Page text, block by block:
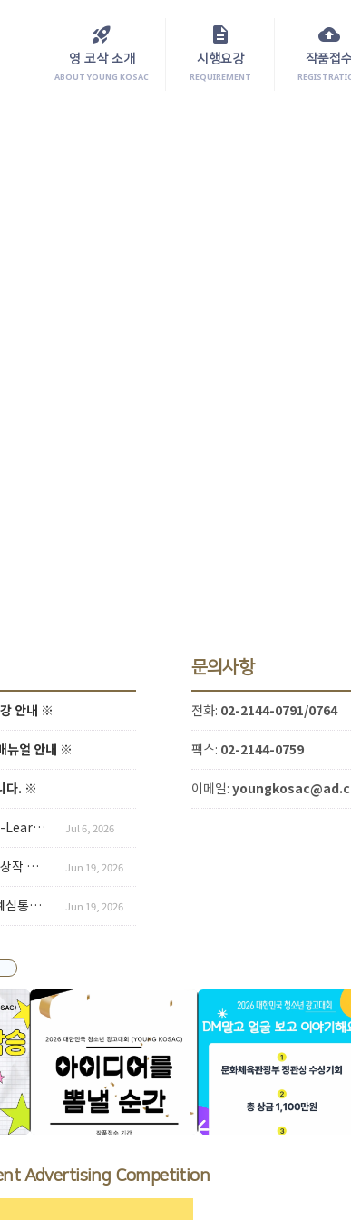
rocket_launch
영 코삭 소개
ABOUT YOUNG KOSAC
description
시행요강
REQUIREMENT
cloud_upload
작품접
안내 ※
뉴얼 안내 ※
다. ※
2026 대한민국 청소년 광고대회 수상팀 청소년 애드런(AD-Learn) 캠프 참가자 모집 Jul 6, 2026
2026 대한민국 청소년 광고대회(YOUNG KOSAC) 최종 수상작 결과 발표 Jun 19, 2026
2026 대한민국 청소년 광고대회(YOUNG KOSAC) '특선(예심통과팀)’ 수상팀 발표 Jun 19, 2026
문의사항
전화: 02-2144-0791/0764
팩스: 02-2144-0759
이메일:
Advertising Competition